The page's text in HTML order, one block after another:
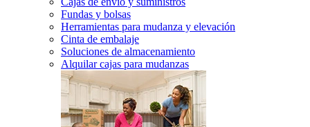
Fundas y bolsas
Herramientas para mudanza y elevación
Cinta de embalaje
Soluciones de almacenamiento
Alquilar cajas para mudanzas